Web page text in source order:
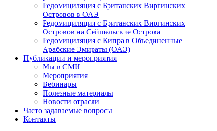
Редомициляция с Британских Виргинских
Островов в ОАЭ
Редомициляция с Британских Виргинских
Островов на Сейшельские Острова
Редомициляция с Кипра в Объединенные
Арабские Эмираты (ОАЭ)
Публикации и мероприятия
Мы в СМИ
Мероприятия
Вебинары
Полезные материалы
Новости отрасли
Часто задаваемые вопросы
Контакты